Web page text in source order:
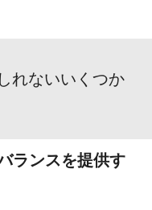
れないいくつか
ランスを提供す